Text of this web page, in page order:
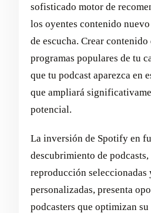
sofisticado motor de
los oyentes contenido
de escucha. Crear
programas populares de tu
que tu podcast aparezca en
que ampliará
potencial.
La inversión de Spotify en
descubrimiento de
reproducción seleccionadas
personalizadas, presenta
podcasters que optimizan